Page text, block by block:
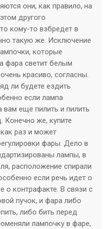
они, как правило, на
другого
кому-то взбредет в
такую же. Исключение
которые
фара светит белым
красиво, согласны.
ли будете ездить
если лампа
вам еще пилить и пилить
Конечно же, купите
раз и может
фары. Дело в
лампы, в
расположение спирали
если речь идет о
о контрафакте. В связи с
пучок, и фара либо
либо бить перед
лампочку в фаре,